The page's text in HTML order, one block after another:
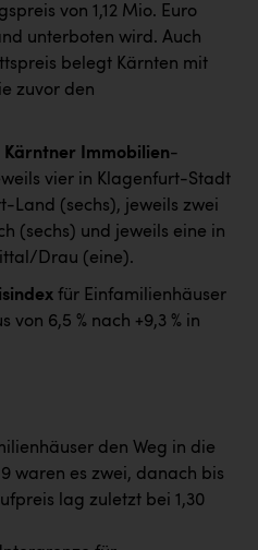
von 1,12 Mio. Euro
unterboten wird. Auch
belegt Kärnten mit
zuvor den
Kärntner Immobilien-
vier in Klagenfurt-Stadt
Land (sechs), jeweils zwei
(sechs) und jeweils eine in
Drau (eine).
für Einfamilienhäuser
6,5 % nach +9,3 % in
den Weg in die
waren es zwei, danach bis
lag zuletzt bei 1,30